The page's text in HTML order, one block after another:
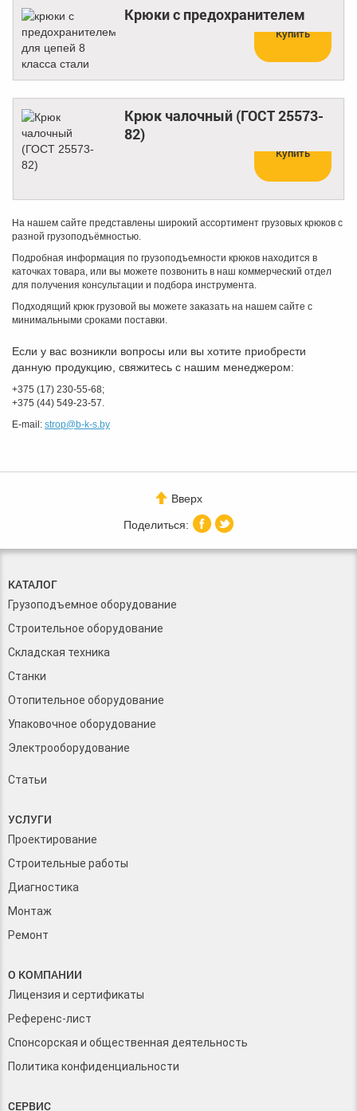
Крюки с предохранителем
Купить
Крюк чалочный (ГОСТ 25573-
82)
Купить
На нашем сайте представлены широкий ассортимент грузовых крюков с
разной грузоподъёмностью.
Подробная информация по грузоподъемности крюков находится в
каточках товара, или вы можете позвонить в наш коммерческий отдел
для получения консультации и подбора инструмента.
Подходящий крюк грузовой вы можете заказать на нашем сайте с
минимальными сроками поставки.
Если у вас возникли вопросы или вы хотите приобрести
данную продукцию, свяжитесь с нашим менеджером:
+375 (17) 230-55-68;
+375 (44) 549-23-57.
E-mail: strop@b-k-s.by
Вверх
КАТАЛОГ
Грузоподъемное оборудование
Строительное оборудование
Складская техника
Станки
Отопительное оборудование
Упаковочное оборудование
Электрооборудование
Статьи
УСЛУГИ
Проектирование
Строительные работы
Диагностика
Монтаж
Ремонт
О КОМПАНИИ
Лицензия и сертификаты
Референс-лист
Спонсорская и общественная деятельность
Политика конфиденциальности
СЕРВИС